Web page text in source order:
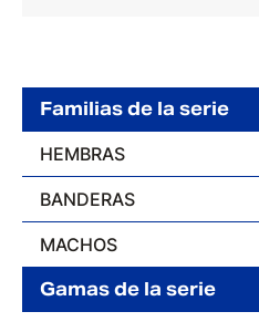
Familias de la serie
HEMBRAS
BANDERAS
MACHOS
Gamas de la serie